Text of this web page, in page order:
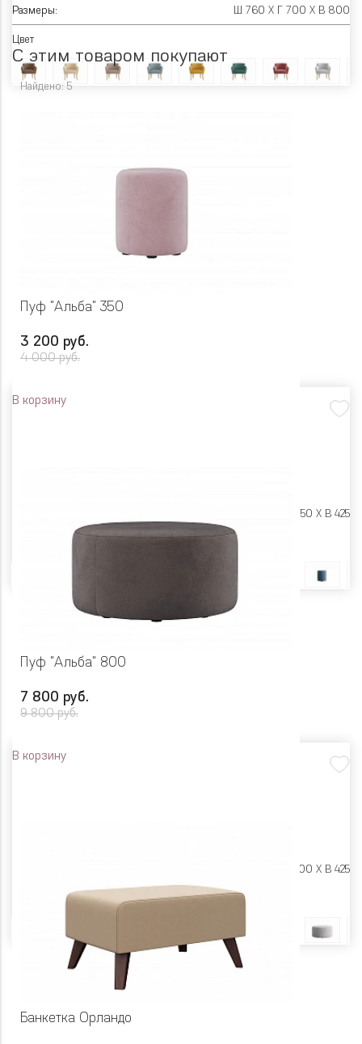
Размеры: Ш 760 X Г 700 X В 800
Цвет
С этим товаром покупают
Найдено: 5
Пуф "Альба" 350
3 200 руб.
4 000 руб.
В корзину
Ш 350 X Г 350 X В 425
Пуф "Альба" 800
7 800 руб.
9 800 руб.
В корзину
Ш 800 X Г 800 X В 425
Банкетка Орландо